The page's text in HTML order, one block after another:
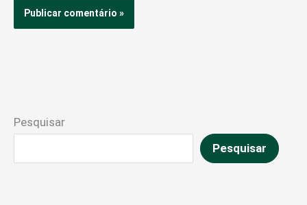
Pesquisar
Pesquisar